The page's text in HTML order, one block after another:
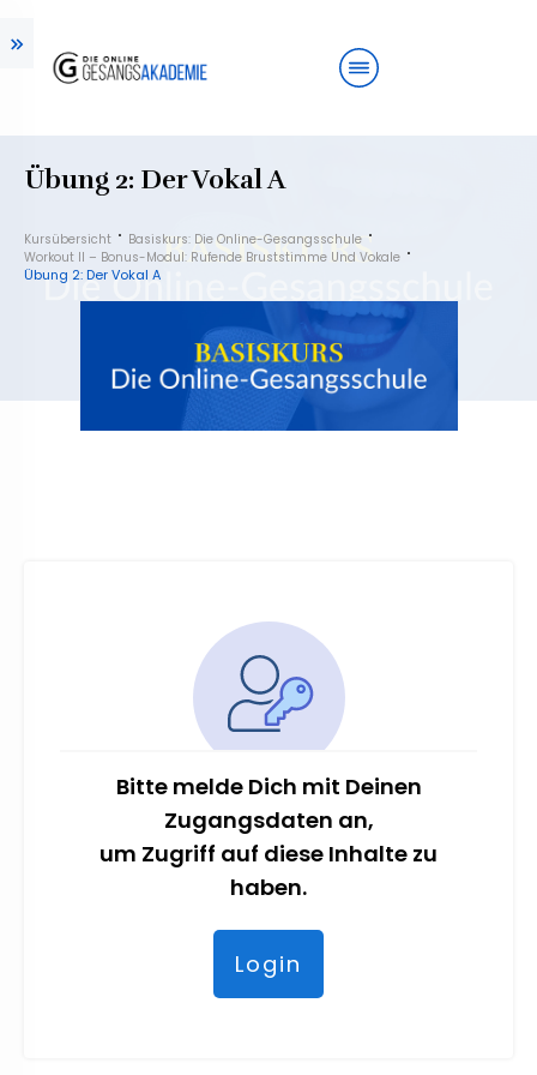
Übung 2: Der Vokal A
Kursübersicht
Basiskurs: Die Online-Gesangsschule
Workout II – Bonus-Modul: Rufende Bruststimme Und Vokale
Übung 2: Der Vokal A
Bitte melde Dich mit Deinen
Zugangsdaten an,
um Zugriff auf diese Inhalte zu
haben.
Login